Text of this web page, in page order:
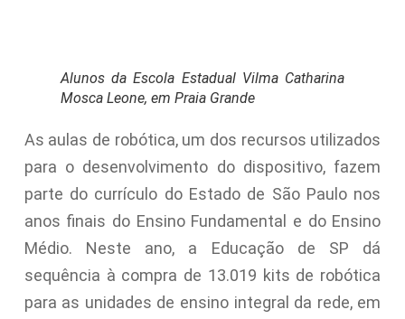
Alunos da Escola Estadual Vilma Catharina
Mosca Leone, em Praia Grande
As aulas de robótica, um dos recursos utilizados
para o desenvolvimento do dispositivo, fazem
parte do currículo do Estado de São Paulo nos
anos finais do Ensino Fundamental e do Ensino
Médio. Neste ano, a Educação de SP dá
sequência à compra de 13.019 kits de robótica
para as unidades de ensino integral da rede, em